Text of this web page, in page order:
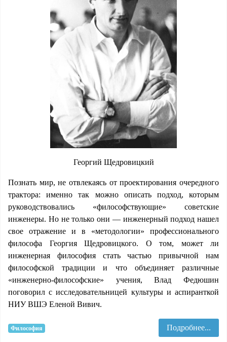
Георгий Щедровицкий
Познать мир, не отвлекаясь от проектирования очередного
трактора: именно так можно описать подход, которым
руководствовались «философствующие» советские
инженеры. Но не только они — инженерный подход нашел
свое отражение и в «методологии» профессионального
философа Георгия Щедровицкого. О том, может ли
инженерная философия стать частью привычной нам
философской традиции и что объединяет различные
«инженерно-философские» учения, Влад Федюшин
поговорил с исследовательницей культуры и аспиранткой
НИУ ВШЭ Еленой Вивич.
Философия Подробнее...